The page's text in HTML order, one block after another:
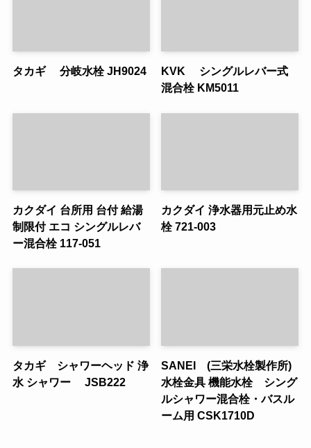
タカギ 分岐水栓 JH9024
KVK シングルレバー式
混合栓 KM5011
カクダイ 台所用 台付 給湯
制限付 エコ シングルレバ
ー混合栓 117-051
カクダイ 浄水器用元止め水
栓 721-003
タカギ シャワーヘッド 浄
水 シャワー JSB222
SANEI (三栄水栓製作所)
水栓金具 機能水栓 シング
ルシャワー混合栓・バスル
ーム用 CSK1710D